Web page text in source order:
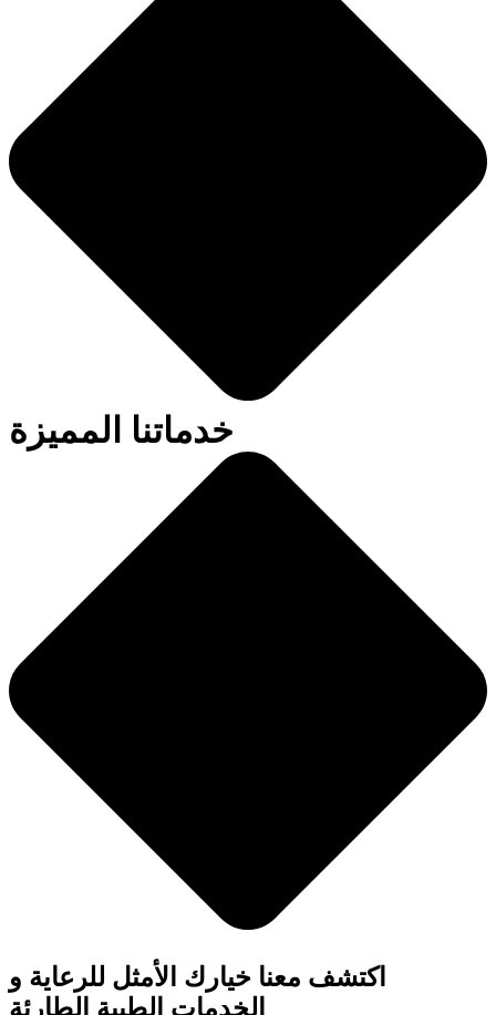
خدماتنا المميزة
اكتشف معنا خيارك الأمثل للرعاية و
الخدمات الطبية الطارئة